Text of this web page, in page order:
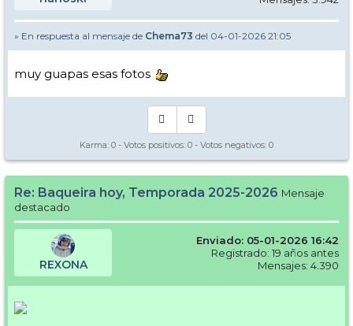
» En respuesta al mensaje de Chema73 del 04-01-2026 21:05
muy guapas esas fotos
Karma: 0 - Votos positivos: 0 - Votos negativos: 0
Re: Baqueira hoy, Temporada 2025-2026 Mensaje
destacado
REXONA
Enviado: 05-01-2026 16:42
Registrado: 19 años antes
Mensajes: 4.390